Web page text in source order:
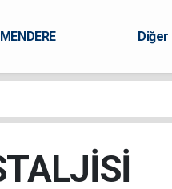
Diğer